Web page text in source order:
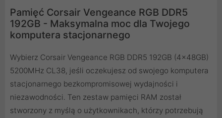
Pamięć Corsair Vengeance RGB DDR5
192GB - Maksymalna moc dla Twojego
komputera stacjonarnego
Wybierz Corsair Vengeance RGB DDR5 192GB (4x48GB)
5200MHz CL38, jeśli oczekujesz od swojego komputera
stacjonarnego bezkompromisowej wydajności i
niezawodności. Ten zestaw pamięci RAM został
stworzony z myślą o użytkownikach, którzy potrzebują